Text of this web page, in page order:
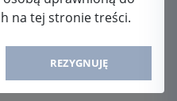
na tej stronie treści.
REZYGNUJĘ